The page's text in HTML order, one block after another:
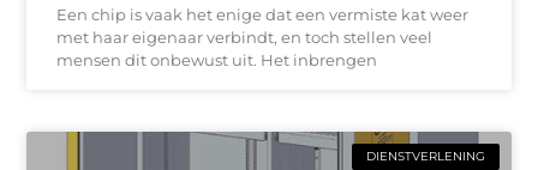
Een chip is vaak het enige dat een vermiste kat weer
met haar eigenaar verbindt, en toch stellen veel
mensen dit onbewust uit. Het inbrengen
DIENSTVERLENING